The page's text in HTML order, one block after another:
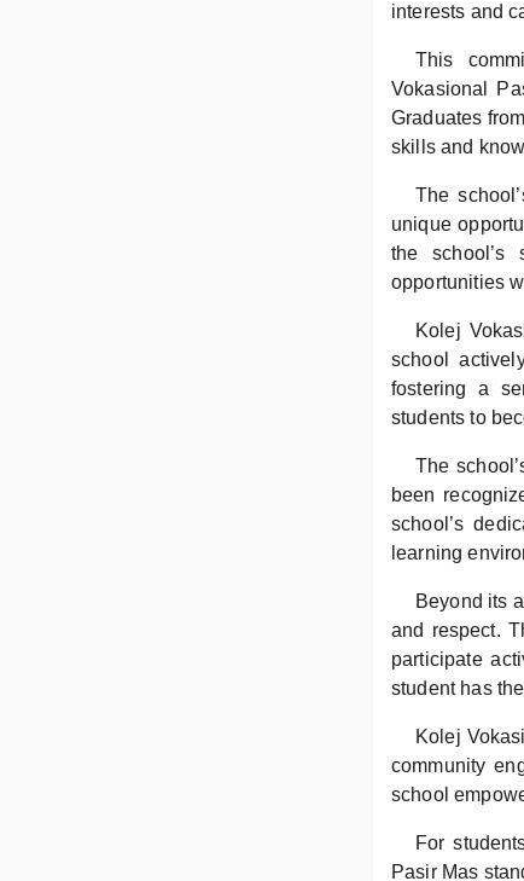
interests and
This
Vokasional
Graduates
skills and
The
unique
the school’s
opportunities
Kolej
school
fostering a
students to
The
been
school’s
learning
Beyond its
and respect.
participate
student has
Kolej
community
school
For
Pasir Mas